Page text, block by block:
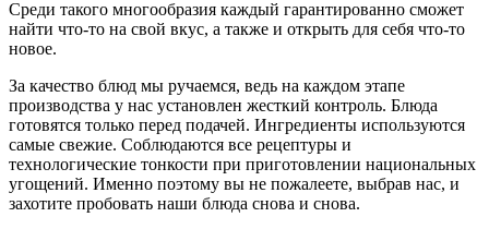
Среди такого многообразия каждый гарантированно сможет
найти что-то на свой вкус, а также и открыть для себя что-то
новое.
За качество блюд мы ручаемся, ведь на каждом этапе
производства у нас установлен жесткий контроль. Блюда
готовятся только перед подачей. Ингредиенты используются
самые свежие. Соблюдаются все рецептуры и
технологические тонкости при приготовлении национальных
угощений. Именно поэтому вы не пожалеете, выбрав нас, и
захотите пробовать наши блюда снова и снова.